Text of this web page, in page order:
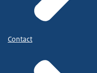
Contact